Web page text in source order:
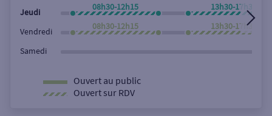
Jeudi
08h30-12h15 13h30-17h30
Vendredi
08h30-12h15 13h30-17h30
Samedi
Ouvert au public
Ouvert sur RDV